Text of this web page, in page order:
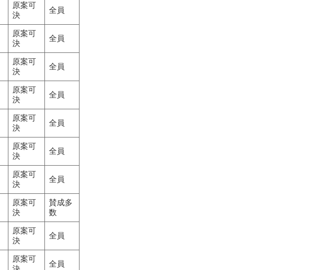
原案可
決
全員
原案可
決
全員
原案可
決
全員
原案可
決
全員
原案可
決
全員
原案可
決
全員
原案可
決
全員
原案可
決
賛成多
数
原案可
決
全員
原案可
全員